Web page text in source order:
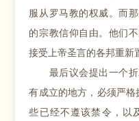
服从罗马教的权威。而
的宗教信仰自由。他们
接受上帝圣言的各邦重
最后议会提出一个折
有成立的地方，必须严格
些已经不遵该禁令，以